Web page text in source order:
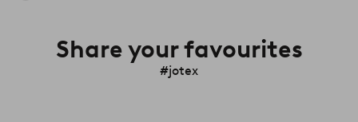
Share your favourites
#jotex